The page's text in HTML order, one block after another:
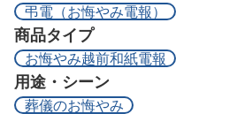
弔電（お悔やみ電報）
商品タイプ
お悔やみ越前和紙電報
用途・シーン
葬儀のお悔やみ